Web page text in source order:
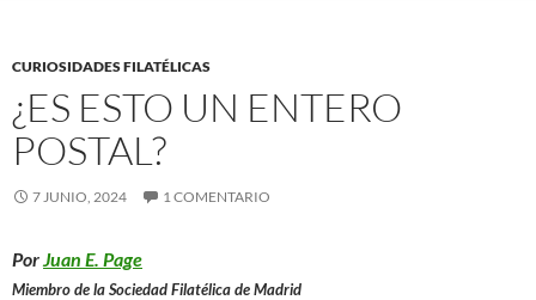
CURIOSIDADES FILATÉLICAS
¿ES ESTO UN ENTERO
POSTAL?
7 JUNIO, 2024 1 COMENTARIO
PorJuan E. Page
Miembro de la Sociedad Filatélica de Madrid